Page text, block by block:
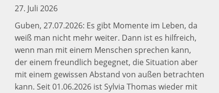
27. Juli 2026
Guben, 27.07.2026: Es gibt Momente im Leben, da
weiß man nicht mehr weiter. Dann ist es hilfreich,
wenn man mit einem Menschen sprechen kann,
der einem freundlich begegnet, die Situation aber
mit einem gewissen Abstand von außen betrachten
kann. Seit 01.06.2026 ist Sylvia Thomas wieder mit